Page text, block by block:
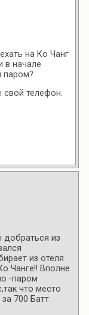
на Ко Чанг
в начале
паром?
свой телефон.
из
из отеля
Чанге!! Вполне
-паром
что место
700 Батт